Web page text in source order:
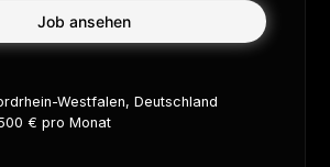
Job ansehen
Westfalen, Deutschland
€ pro Monat